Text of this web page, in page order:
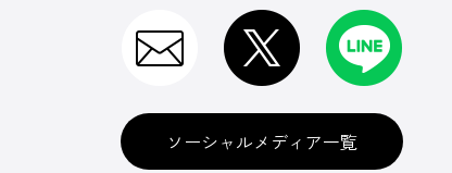
ソーシャルメディア一覧